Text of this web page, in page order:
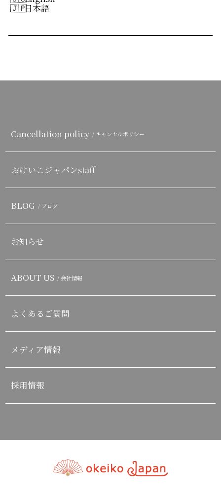
日本語
Cancellation policy / キャンセルポリシー
おけいこジャパンstaff
BLOG / ブログ
お知らせ
ABOUT US / 会社情報
よくあるご質問
メディア情報
採用情報